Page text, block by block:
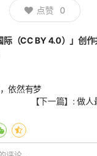
点赞 0
际（CC BY 4.0）」创作
依然有梦
【下一篇】:做人